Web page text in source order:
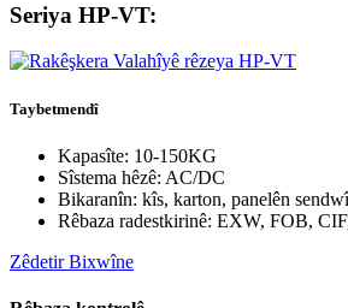
Seriya HP-VT:
Taybetmendî
Kapasîte: 10-150KG
Sîstema hêzê: AC/DC
Bikaranîn: kîs, karton, panelên
Rêbaza radestkirinê: EXW, FOB,
Zêdetir Bixwîne